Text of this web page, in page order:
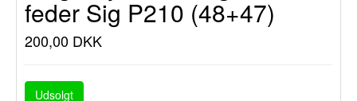
feder Sig P210 (48+47)
200,00 DKK
Udsolgt